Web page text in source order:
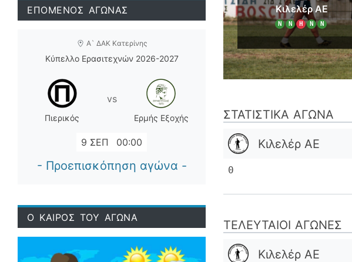
Κιλελέρ ΑΕ
Ν Ν Η Ν Ν
ΣΤΑΤΙΣΤΙΚΆ ΑΓΏΝΑ
Κιλελέρ ΑΕ
0
ΤΕΛΕΥΤΑΊΟΙ ΑΓΏΝΕΣ
Κιλελέρ ΑΕ
ΕΠΟΜΕΝΟΣ ΑΓΩΝΑΣ
Α` ΔΑΚ Κατερίνης
Κύπελλο Ερασιτεχνών 2026-2027
Πιερικός
vs
Ερμής Εξοχής
9 ΣΕΠ 00:00
- Προεπισκόπηση αγώνα -
Ο ΚΑΙΡΟΣ ΤΟΥ ΑΓΩΝΑ